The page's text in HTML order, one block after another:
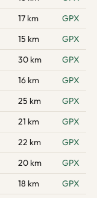
17 km
GPX
15 km
GPX
30 km
GPX
16 km
GPX
25 km
GPX
21 km
GPX
22 km
GPX
20 km
GPX
18 km
GPX